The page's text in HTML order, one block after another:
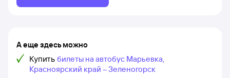
А еще здесь можно
Купить билеты на автобус Марьевка,
Красноярский край – Зеленогорск